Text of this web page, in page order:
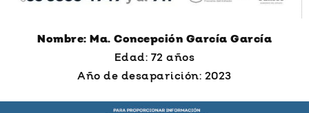
Nombre: Ma. Concepción García García
Edad: 72 años
Año de desaparición: 2023